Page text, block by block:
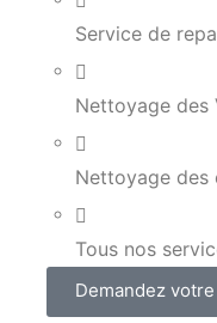
Service de
Nettoyage des
Nettoyage des
Tous nos
Demandez